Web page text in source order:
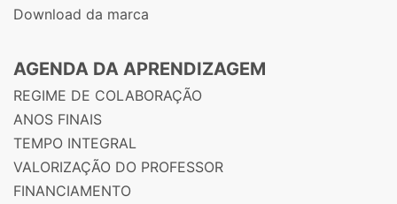
Download da marca
AGENDA DA APRENDIZAGEM
REGIME DE COLABORAÇÃO
ANOS FINAIS
TEMPO INTEGRAL
VALORIZAÇÃO DO PROFESSOR
FINANCIAMENTO